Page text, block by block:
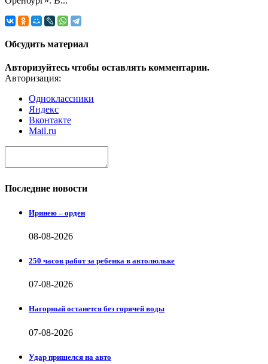
Обсудить материал
Авторизуйтесь чтобы оставлять комментарии.
Авторизация:
Одноклассники
Яндекс
Вконтакте
Mail.ru
Последние новости
Иринею – орден
08-08-2026
250 часов работ за ребенка в автолюльке
07-08-2026
Нагорный останется без горячей воды
07-08-2026
Удар пришелся на авто